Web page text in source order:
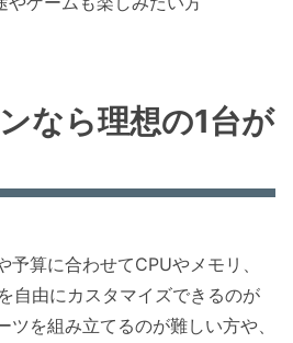
なら理想の1台が
予算に合わせてCPUやメモリ、
自由にカスタマイズできるのが
を組み立てるのが難しい方や、